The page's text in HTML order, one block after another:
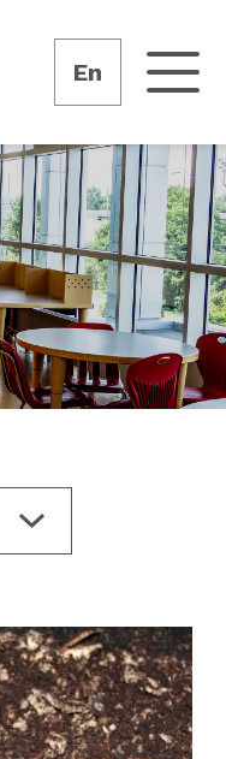
En